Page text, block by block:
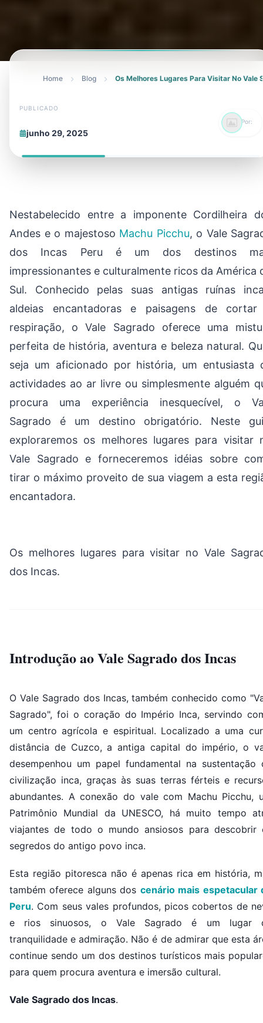
Home Blog Os Melhores Lugares Para Visitar No Vale
PUBLICADO
junho 29, 2025
Por:
Nestabelecido entre a imponente Cordilheira
Andes e o majestoso Machu Picchu, o Vale
dos Incas Peru é um dos destinos
impressionantes e culturalmente ricos da América
Sul. Conhecido pelas suas antigas ruínas
aldeias encantadoras e paisagens de
respiração, o Vale Sagrado oferece uma
perfeita de história, aventura e beleza natural.
seja um aficionado por história, um entusiasta
actividades ao ar livre ou simplesmente alguém
procura uma experiência inesquecível, o
Sagrado é um destino obrigatório. Neste
exploraremos os melhores lugares para visitar
Vale Sagrado e forneceremos idéias sobre
tirar o máximo proveito de sua viagem a esta
encantadora.
Os melhores lugares para visitar no Vale
dos Incas.
Introdução ao Vale Sagrado dos Incas
O Vale Sagrado dos Incas, também conhecido como
Sagrado", foi o coração do Império Inca, servindo
um centro agrícola e espiritual. Localizado a uma
distância de Cuzco, a antiga capital do império, o
desempenhou um papel fundamental na sustentação
civilização inca, graças às suas terras férteis e
abundantes. A conexão do vale com Machu Picchu,
Patrimônio Mundial da UNESCO, há muito tempo
viajantes de todo o mundo ansiosos para descobrir
segredos do antigo povo inca.
Esta região pitoresca não é apenas rica em história,
também oferece alguns dos cenário mais espetacular
Peru. Com seus vales profundos, picos cobertos de
e rios sinuosos, o Vale Sagrado é um lugar
tranquilidade e admiração. Não é de admirar que esta
continue sendo um dos destinos turísticos mais
para quem procura aventura e imersão cultural.
Vale Sagrado dos Incas.